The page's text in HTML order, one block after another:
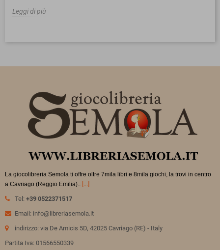
Leggi di più
La giocolibreria Semola ti offre oltre 7mila libri e 8mila giochi, la trovi in centro
a Cavriago (Reggio Emilia). . [...]
Tel: +39 0522371517
Email: info@libreriasemola.it
indirizzo: via De Amicis 5D, 42025 Cavriago (RE) - Italy
Partita Iva: 01566550339